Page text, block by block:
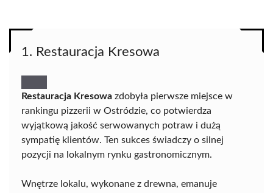
1. Restauracja Kresowa
Restauracja Kresowa zdobyła pierwsze miejsce w
rankingu pizzerii w Ostródzie, co potwierdza
wyjątkową jakość serwowanych potraw i dużą
sympatię klientów. Ten sukces świadczy o silnej
pozycji na lokalnym rynku gastronomicznym.
Wnętrze lokalu, wykonane z drewna, emanuje